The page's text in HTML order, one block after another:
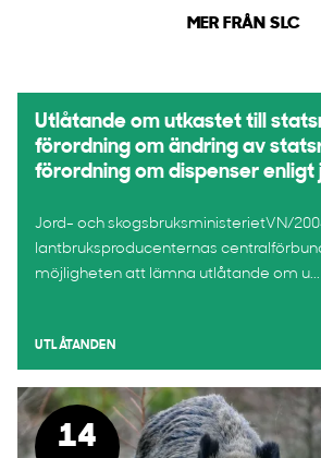
MER FRÅN SLC
Utlåtande om utkastet till
förordning om ändring av
förordning om dispenser enligt
Jord- och skogsbruksministerietVN/
lantbruksproducenternas
möjligheten att lämna utlåtande om u...
UTLÅTANDEN
14